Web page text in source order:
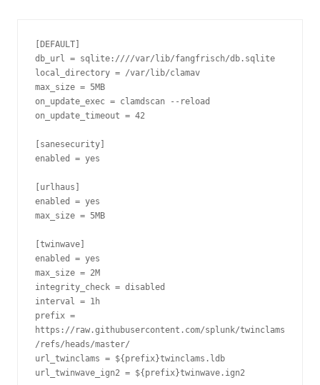
[DEFAULT]
db_url = sqlite:////var/lib/fangfrisch/db.sqlite
local_directory = /var/lib/clamav
max_size = 5MB
on_update_exec = clamdscan --reload
on_update_timeout = 42
[sanesecurity]
enabled = yes
[urlhaus]
enabled = yes
max_size = 5MB
[twinwave]
enabled = yes
max_size = 2M
integrity_check = disabled
interval = 1h
prefix =
https://raw.githubusercontent.com/splunk/twinclams
/refs/heads/master/
url_twinclams = ${prefix}twinclams.ldb
url_twinwave_ign2 = ${prefix}twinwave.ign2